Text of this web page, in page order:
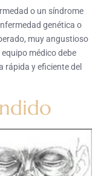
o un síndrome
genética o
muy angustioso
médico debe
rápida y eficiente del